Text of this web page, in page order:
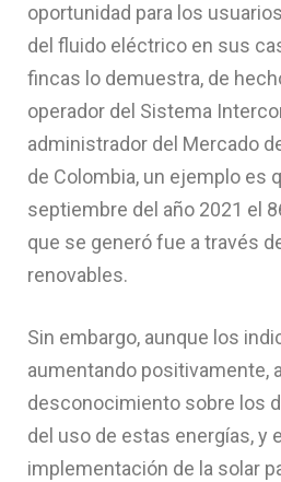
oportunidad para los
del fluido eléctrico en sus
fincas lo demuestra, de
operador del Sistema
administrador del Mercado
de Colombia, un ejemplo es
septiembre del año 2021 el
que se generó fue a través
renovables.
Sin embargo, aunque los
aumentando positivamente,
desconocimiento sobre los
del uso de estas energías, y
implementación de la solar